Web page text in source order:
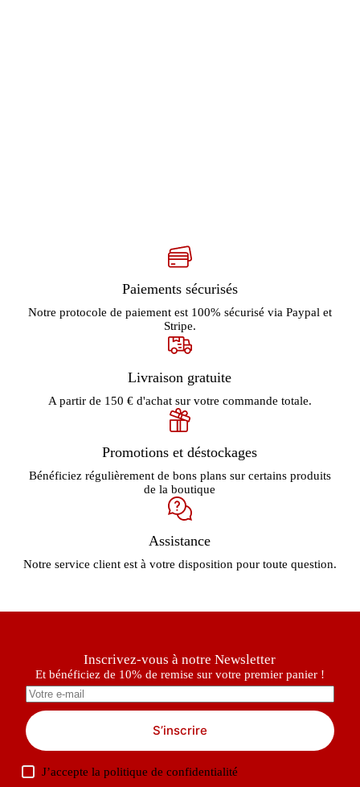
Paiements sécurisés
Notre protocole de paiement est 100% sécurisé via Paypal et
Stripe.
Livraison gratuite
A partir de 150 € d'achat sur votre commande totale.
Promotions et déstockages
Bénéficiez régulièrement de bons plans sur certains produits
de la boutique
Assistance
Notre service client est à votre disposition pour toute question.
Inscrivez-vous à notre Newsletter
Et bénéficiez de 10% de remise sur votre premier panier !
S’inscrire
J’accepte lapolitique de confidentialité